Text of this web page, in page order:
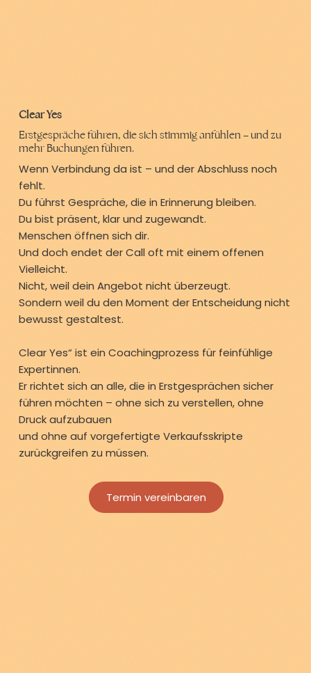
Clear Yes
Erstgespräche führen, die sich stimmig anfühlen – und zu
mehr Buchungen führen.
Wenn Verbindung da ist – und der Abschluss noch
fehlt.
Du führst Gespräche, die in Erinnerung bleiben.
Du bist präsent, klar und zugewandt.
Menschen öffnen sich dir.
Und doch endet der Call oft mit einem offenen
Vielleicht.
Nicht, weil dein Angebot nicht überzeugt.
Sondern weil du den Moment der Entscheidung nicht
bewusst gestaltest.
Clear Yes“ ist ein Coachingprozess für feinfühlige
Expertinnen.
Er richtet sich an alle, die in Erstgesprächen sicher
führen möchten – ohne sich zu verstellen, ohne
Druck aufzubauen
und ohne auf vorgefertigte Verkaufsskripte
zurückgreifen zu müssen.
Termin vereinbaren